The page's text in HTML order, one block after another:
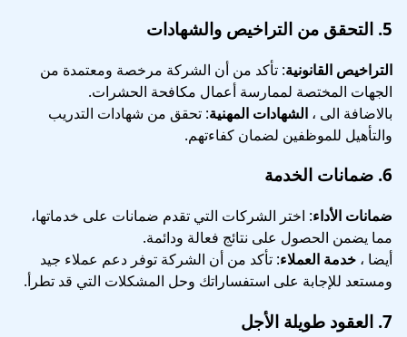
5. التحقق من التراخيص والشهادات
التراخيص القانونية: تأكد من أن الشركة مرخصة ومعتمدة من
الجهات المختصة لممارسة أعمال مكافحة الحشرات.
بالاضافة الى ، الشهادات المهنية: تحقق من شهادات التدريب
والتأهيل للموظفين لضمان كفاءتهم.
6. ضمانات الخدمة
ضمانات الأداء: اختر الشركات التي تقدم ضمانات على خدماتها،
مما يضمن الحصول على نتائج فعالة ودائمة.
أيضا ، خدمة العملاء: تأكد من أن الشركة توفر دعم عملاء جيد
ومستعد للإجابة على استفساراتك وحل المشكلات التي قد تطرأ.
7. العقود طويلة الأجل